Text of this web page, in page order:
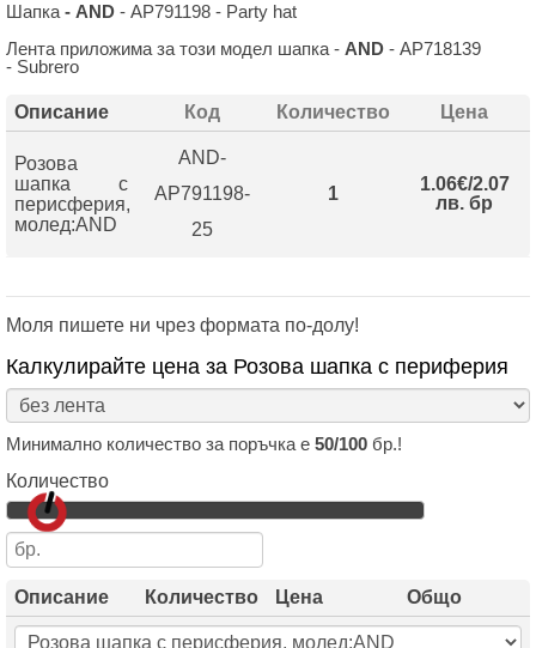
Шапка - AND - AP791198 - Party hat
Лента приложима за този модел шапка - AND - AP718139
- Subrero
Описание Код Количество Цена
Розова
шапка с
перисферия,
молед:AND
AND-
AP791198-
25
1
1.06€/2.07
лв. бр
Моля пишете ни чрез формата по-долу!
Калкулирайте цена за Розова шапка с периферия
Минимално количество за поръчка е 50/100 бр.!
Количество
Описание Количество Цена Общо